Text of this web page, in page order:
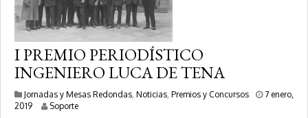
I PREMIO PERIODÍSTICO
INGENIERO LUCA DE TENA
Jornadas y Mesas Redondas Noticias Premios y Concursos
7 enero,
20199
Soporte